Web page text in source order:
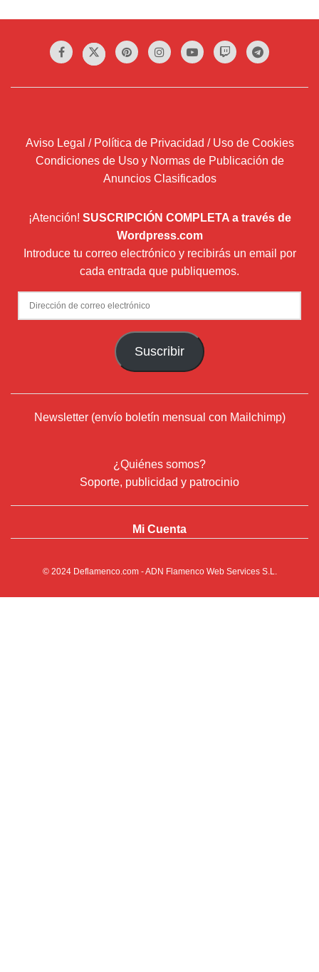
Aviso Legal / Política de Privacidad / Uso de Cookies
Condiciones de Uso y Normas de Publicación de
Anuncios Clasificados
¡Atención! SUSCRIPCIÓN COMPLETA a través de
Wordpress.com
Introduce tu correo electrónico y recibirás un email por
cada entrada que publiquemos.
Dirección
de
Suscribir
Newsletter (envío boletín mensual con Mailchimp)
¿Quiénes somos?
Soporte, publicidad y patrocinio
Mi Cuenta
© 2024 Deflamenco.com- ADN Flamenco Web Services S.L.